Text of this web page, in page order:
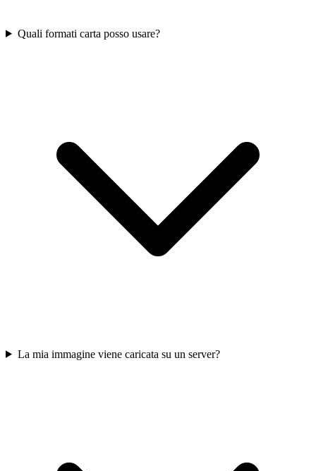
Quali formati carta posso usare?
La mia immagine viene caricata su un server?